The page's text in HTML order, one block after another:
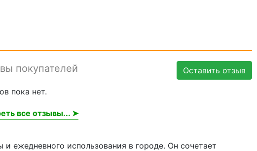
Оставить отзыв
покупателей
пока нет.
все отзывы... ➤
ежедневного использования в городе. Он сочетает